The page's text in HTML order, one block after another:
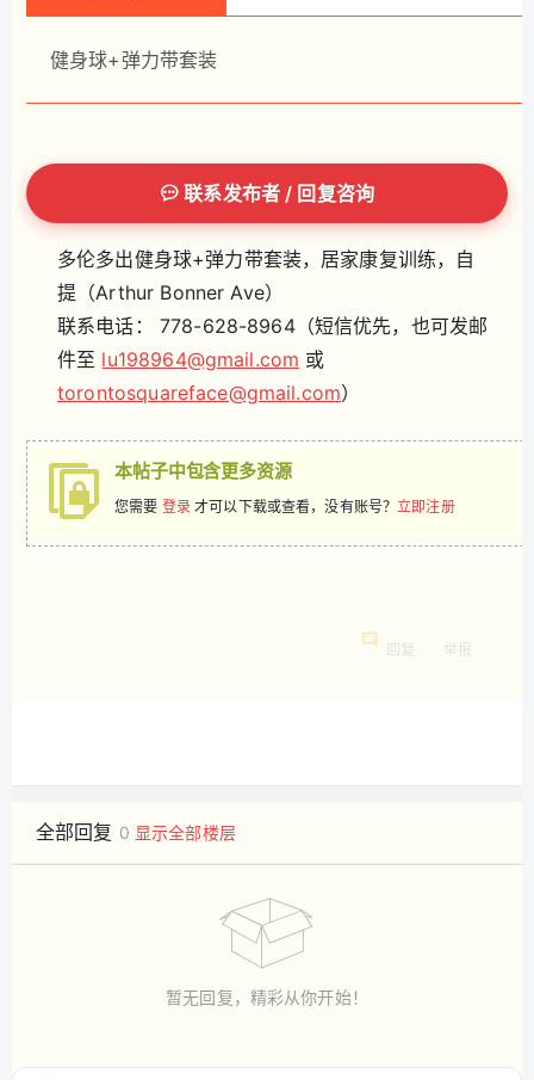
健身球+弹力带套装
联系发布者 / 回复咨询
多伦多出健身球+弹力带套装，居家康复训练，自
提（Arthur Bonner Ave）
联系电话： 778-628-8964（短信优先，也可发邮
件至 lu198964@gmail.com 或
torontosquareface@gmail.com）
本帖子中包含更多资源
您需要 登录才可以下载或查看，没有账号？立即注册
回复 举报
全部回复 0 显示全部楼层
暂无回复，精彩从你开始！